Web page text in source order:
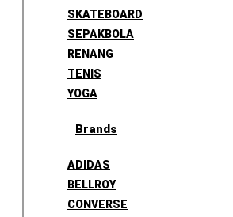
SKATEBOARD
SEPAKBOLA
RENANG
TENIS
YOGA
Brands
ADIDAS
BELLROY
CONVERSE